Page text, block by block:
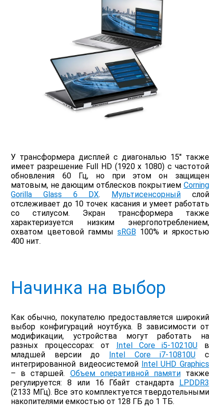
У трансформера дисплей с диагональю 15" также
имеет разрешение Full HD (1920 x 1080) с частотой
обновления 60 Гц, но при этом он защищен
матовым, не дающим отблесков покрытием Corning
Gorilla Glass 6 DX. Мультисенсорныйслой
отслеживает до 10 точек касания и умеет работать
со стилусом. Экран трансформера также
характеризуется низким энергопотреблением,
охватом цветовой гаммы sRGB 100% и яркостью
400 нит.
Начинка на выбор
Как обычно, покупателю предоставляется широкий
выбор конфигураций ноутбука. В зависимости от
модификации, устройства могут работать на
разных процессорах: от
Intel Core i5-10210U в
младшей версии до
Intel Core i7-10810U с
интегрированной видеосистемой Intel UHD Graphics
– в старшей. Объем оперативной памятитакже
регулируется: 8 или 16 Гбайт стандарта
LPDDR3
(2133 МГц). Все это комплектуется твердотельными
накопителями емкостью от 128 ГБ до 1 ТБ.